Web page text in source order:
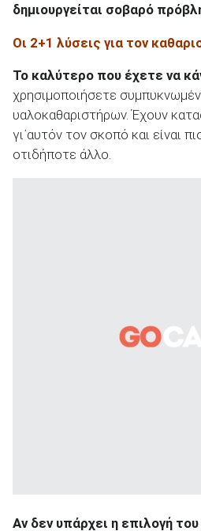
δημιουργείται σοβαρό
Οι 2+1 λύσεις για τον
Το καλύτερο που έχετε να
χρησιμοποιήσετε
υαλοκαθαριστήρων. Έχουν
γι΄αυτόν τον σκοπό και είναι
οτιδήποτε άλλο.
Αν δεν υπάρχει η επιλογή του